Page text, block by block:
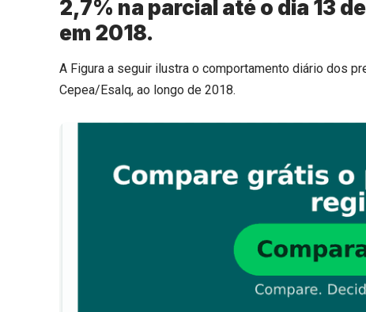
2,7% na parcial até o dia 13
em 2018.
A Figura a seguir ilustra o comportamento diário dos
Cepea/Esalq, ao longo de 2018.